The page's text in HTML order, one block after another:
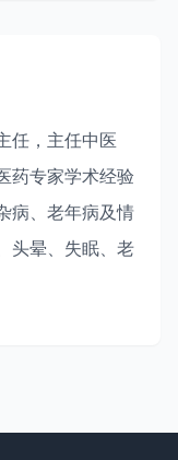
任，主任中医
药专家学术经验
病、老年病及情
头晕、失眠、老